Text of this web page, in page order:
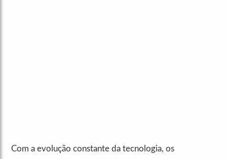
Com a evolução constante da tecnologia, os